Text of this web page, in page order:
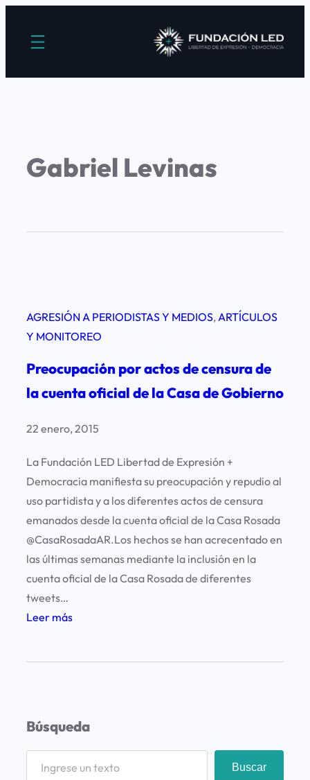
Gabriel Levinas
AGRESIÓN A PERIODISTAS Y MEDIOS, ARTÍCULOS
Y MONITOREO
Preocupación por actos de censura de
la cuenta oficial de la Casa de Gobierno
22 enero, 2015
La Fundación LED Libertad de Expresión +
Democracia manifiesta su preocupación y repudio al
uso partidista y a los diferentes actos de censura
emanados desde la cuenta oficial de la Casa Rosada
@CasaRosadaAR.Los hechos se han acrecentado en
las últimas semanas mediante la inclusión en la
cuenta oficial de la Casa Rosada de diferentes
tweets…
Leer más:
u
p
a
Búsqueda
Buscar